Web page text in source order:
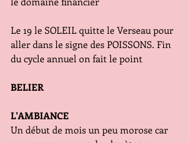
Le 19 le SOLEIL quitte le Verseau pour
aller dans le signe des POISSONS. Fin
du cycle annuel on fait le point
BELIER
L'AMBIANCE
Un début de mois un peu morose car